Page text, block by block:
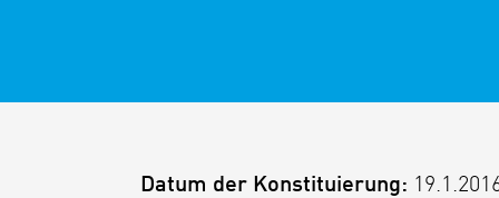
Datum der Konstituierung: